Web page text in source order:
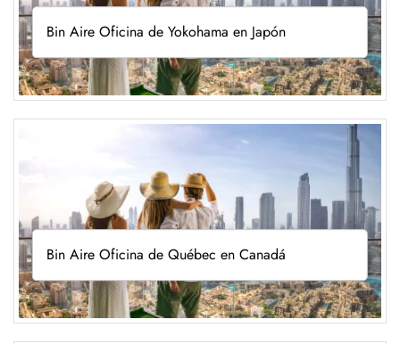
Bin Aire Oficina de Yokohama en Japón
Bin Aire Oficina de Québec en Canadá